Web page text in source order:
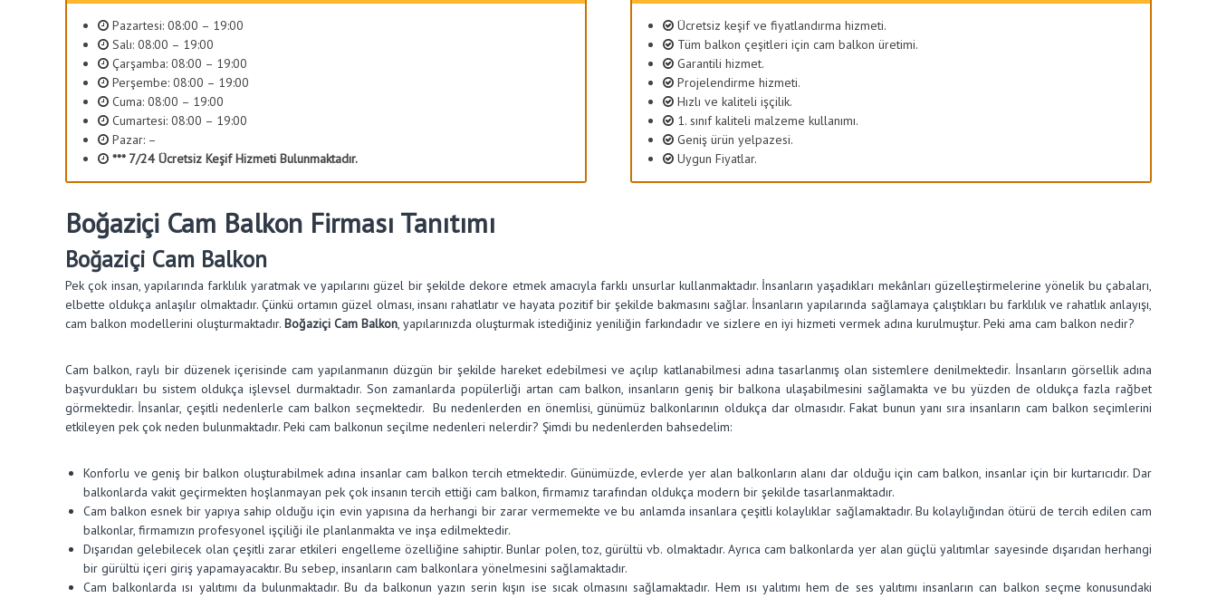
o
n
Pazartesi: 08:00 – 19:00
Salı: 08:00 – 19:00
Çarşamba: 08:00 – 19:00
Perşembe: 08:00 – 19:00
Cuma: 08:00 – 19:00
Cumartesi: 08:00 – 19:00
Pazar: –
*** 7/24 Ücretsiz Keşif Hizmeti Bulunmaktadır.
Ücretsiz keşif ve fiyatlandırma hizmeti.
Tüm balkon çeşitleri için cam balkon üretimi.
Garantili hizmet.
Projelendirme hizmeti.
Hızlı ve kaliteli işçilik.
1. sınıf kaliteli malzeme kullanımı.
Geniş ürün yelpazesi.
Uygun Fiyatlar.
Boğaziçi Cam Balkon Firması Tanıtımı
Boğaziçi Cam Balkon
Pek çok insan, yapılarında farklılık yaratmak ve yapılarını güzel bir şekilde dekore etmek amacıyla farklı unsurlar kullanmaktadır. İnsanların yaşadıkları mekânları güzelleştirmelerine yönelik bu çabaları,
elbette oldukça anlaşılır olmaktadır. Çünkü ortamın güzel olması, insanı rahatlatır ve hayata pozitif bir şekilde bakmasını sağlar. İnsanların yapılarında sağlamaya çalıştıkları bu farklılık ve rahatlık anlayışı,
cam balkon modellerini oluşturmaktadır. Boğaziçi Cam Balkon, yapılarınızda oluşturmak istediğiniz yeniliğin farkındadır ve sizlere en iyi hizmeti vermek adına kurulmuştur. Peki ama cam balkon nedir?
Cam balkon, raylı bir düzenek içerisinde cam yapılanmanın düzgün bir şekilde hareket edebilmesi ve açılıp katlanabilmesi adına tasarlanmış olan sistemlere denilmektedir. İnsanların görsellik adına
başvurdukları bu sistem oldukça işlevsel durmaktadır. Son zamanlarda popülerliği artan cam balkon, insanların geniş bir balkona ulaşabilmesini sağlamakta ve bu yüzden de oldukça fazla rağbet
görmektedir. İnsanlar, çeşitli nedenlerle cam balkon seçmektedir. Bu nedenlerden en önemlisi, günümüz balkonlarının oldukça dar olmasıdır. Fakat bunun yanı sıra insanların cam balkon seçimlerini
etkileyen pek çok neden bulunmaktadır. Peki cam balkonun seçilme nedenleri nelerdir? Şimdi bu nedenlerden bahsedelim:
Konforlu ve geniş bir balkon oluşturabilmek adına insanlar cam balkon tercih etmektedir. Günümüzde, evlerde yer alan balkonların alanı dar olduğu için cam balkon, insanlar için bir kurtarıcıdır. Dar
balkonlarda vakit geçirmekten hoşlanmayan pek çok insanın tercih ettiği cam balkon, firmamız tarafından oldukça modern bir şekilde tasarlanmaktadır.
Cam balkon esnek bir yapıya sahip olduğu için evin yapısına da herhangi bir zarar vermemekte ve bu anlamda insanlara çeşitli kolaylıklar sağlamaktadır. Bu kolaylığından ötürü de tercih edilen cam
balkonlar, firmamızın profesyonel işçiliği ile planlanmakta ve inşa edilmektedir.
Dışarıdan gelebilecek olan çeşitli zarar etkileri engelleme özelliğine sahiptir. Bunlar polen, toz, gürültü vb. olmaktadır. Ayrıca cam balkonlarda yer alan güçlü yalıtımlar sayesinde dışarıdan herhangi
bir gürültü içeri giriş yapamayacaktır. Bu sebep, insanların cam balkonlara yönelmesini sağlamaktadır.
Cam balkonlarda ısı yalıtımı da bulunmaktadır. Bu da balkonun yazın serin kışın ise sıcak olmasını sağlamaktadır. Hem ısı yalıtımı hem de ses yalıtımı insanların can balkon seçme konusundaki